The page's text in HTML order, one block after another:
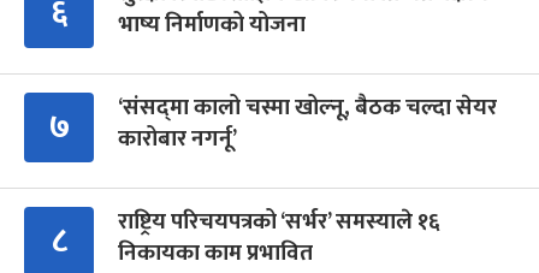
६
भाष्य निर्माणको योजना
७
‘संसद्‍मा कालो चस्मा खोल्नू, बैठक चल्दा सेयर
कारोबार नगर्नू’
८
राष्ट्रिय परिचयपत्रको ‘सर्भर’ समस्याले १६
निकायका काम प्रभावित